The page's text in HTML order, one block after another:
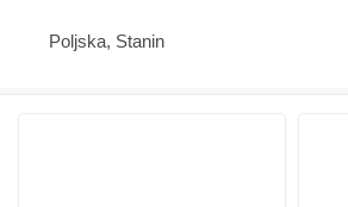
Poljska, Stanin